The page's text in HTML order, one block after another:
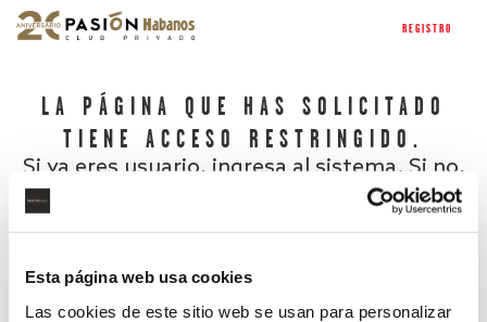
Esta página web usa cookies
Las cookies de este sitio web se usan para personalizar
REGISTRO
LA PÁGINA QUE HAS SOLICITADO
TIENE ACCESO RESTRINGIDO.
Si ya eres usuario, ingresa al sistema. Si no,